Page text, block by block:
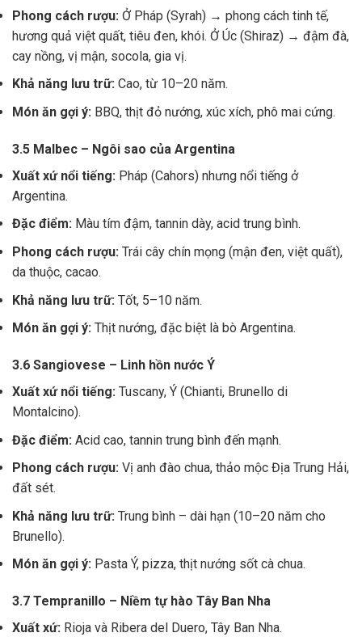
Phong cách rượu: Ở Pháp (Syrah) → phong cách tinh tế,
hương quả việt quất, tiêu đen, khói. Ở Úc (Shiraz) → đậm đà,
cay nồng, vị mận, socola, gia vị.
Khả năng lưu trữ: Cao, từ 10–20 năm.
Món ăn gợi ý: BBQ, thịt đỏ nướng, xúc xích, phô mai cứng.
3.5 Malbec – Ngôi sao của Argentina
Xuất xứ nổi tiếng: Pháp (Cahors) nhưng nổi tiếng ở
Argentina.
Đặc điểm: Màu tím đậm, tannin dày, acid trung bình.
Phong cách rượu: Trái cây chín mọng (mận đen, việt quất),
da thuộc, cacao.
Khả năng lưu trữ: Tốt, 5–10 năm.
Món ăn gợi ý: Thịt nướng, đặc biệt là bò Argentina.
3.6 Sangiovese – Linh hồn nước Ý
Xuất xứ nổi tiếng: Tuscany, Ý (Chianti, Brunello di
Montalcino).
Đặc điểm: Acid cao, tannin trung bình đến mạnh.
Phong cách rượu: Vị anh đào chua, thảo mộc Địa Trung Hải,
đất sét.
Khả năng lưu trữ: Trung bình – dài hạn (10–20 năm cho
Brunello).
Món ăn gợi ý: Pasta Ý, pizza, thịt nướng sốt cà chua.
3.7 Tempranillo – Niềm tự hào Tây Ban Nha
Xuất xứ: Rioja và Ribera del Duero, Tây Ban Nha.